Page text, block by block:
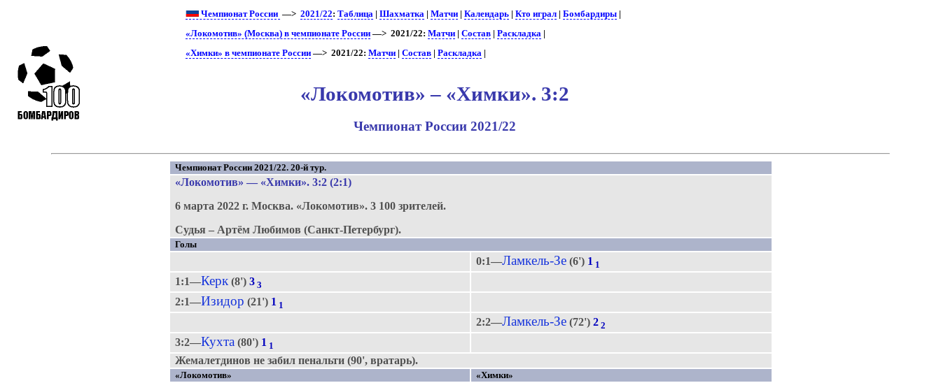
Чемпионат России —>2021/22:Таблица |Шахматка |Матчи |Календарь |Кто играл |Бомбардиры
«Локомотив» (Москва) в чемпионате России —> 2021/22:Матчи |Состав |Раскладка |
«Химки» в чемпионате России —> 2021/22:Матчи |Состав |Раскладка |
«Локомотив» – «Химки». 3:2
Чемпионат России 2021/22
Чемпионат России 2021/22. 20-й тур.
«Локомотив» — «Химки». 3:2 (2:1)
6 марта 2022 г.Москва. «Локомотив».3 100 зрителей.
Судья – Артём Любимов (Санкт-Петербург).
Голы
0:1—Ламкель-Зе (6') 1 1
1:1—Керк (8')3 3
2:1—Изидор (21') 1 1
2:2—Ламкель-Зе (72')2 2
3:2—Кухта (80') 1 1
Жемалетдинов не забил пенальти (90', вратарь).
«Локомотив» «Химки»